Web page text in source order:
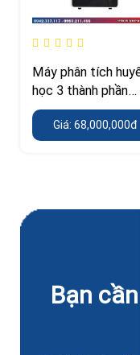
Máy phân tích
học 3 thành phần
BHA3000
Giá: 68,000,000đ
Bạn